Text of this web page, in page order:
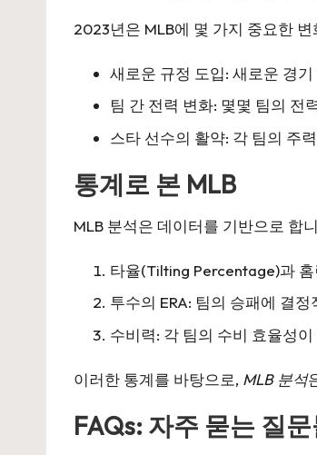
2023년은 MLB에 몇 가지 중요한
새로운 규정 도입: 새로운 경
팀 간 전력 변화: 몇몇 팀의 전
스타 선수의 활약: 각 팀의 주
통계로 본 MLB
MLB 분석은 데이터를 기반으로 합
타율(Tilting Percentage)과
투수의 ERA: 팀의 승패에 결
수비력: 각 팀의 수비 효율성
이러한 통계를 바탕으로, MLB 분석
FAQs: 자주 묻는 질